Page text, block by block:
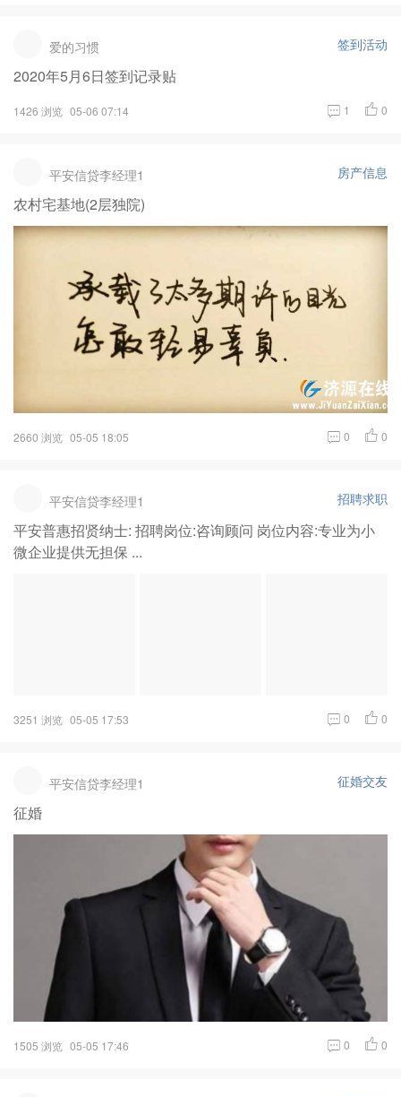
爱的习惯 签到活动
2020年5月6日签到记录贴
1426 浏览 05-06 07:14 1 0
平安信贷李经理1 房产信息
农村宅基地(2层独院)
2660 浏览 05-05 18:05 0 0
平安信贷李经理1 招聘求职
平安普惠招贤纳士: 招聘岗位:咨询顾问 岗位内容:专业为小
微企业提供无担保 ...
3251 浏览 05-05 17:53 0 0
平安信贷李经理1 征婚交友
征婚
1505 浏览 05-05 17:46 0 0